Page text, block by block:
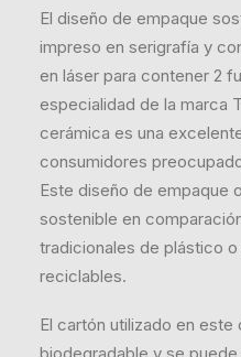
El diseño de empaque
impreso en serigrafía y
en láser para contener 2
especialidad de la marca
cerámica es una
consumidores
Este diseño de empaque
sostenible en
tradicionales de plástico
reciclables.
El cartón utilizado en